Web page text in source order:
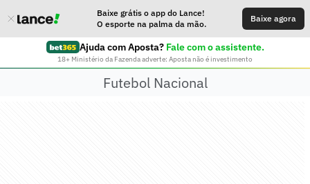
Baixe grátis o app do Lance!
O esporte na palma da mão.
Baixe agora
Ajuda com Aposta? Fale com o assistente.
18+ Ministério da Fazenda adverte: Aposta não é investimento
Futebol Nacional